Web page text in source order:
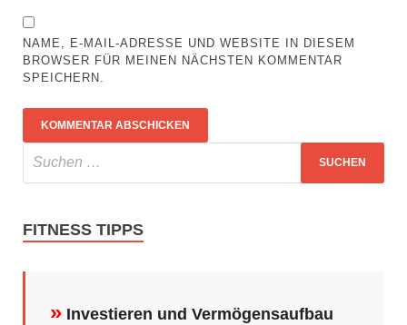
NAME, E-MAIL-ADRESSE UND WEBSITE IN DIESEM
BROWSER FÜR MEINEN NÄCHSTEN KOMMENTAR
SPEICHERN.
FITNESS TIPPS
» Investieren und Vermögensaufbau